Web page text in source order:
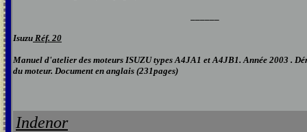
Isuzu Réf. 20
Manuel d'atelier des moteurs ISUZU types A4JA1 et A4JB1. Année 2003 .
du moteur. Document en anglais (231pages)
Indenor